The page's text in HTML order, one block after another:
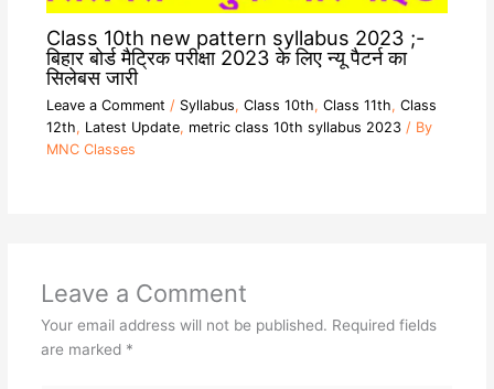
Class 10th new pattern syllabus 2023 ;-
बिहार बोर्ड मैट्रिक परीक्षा 2023 के लिए न्यू पैटर्न का
सिलेबस जारी
Leave a Comment / Syllabus, Class 10th, Class 11th, Class
12th, Latest Update, metric class 10th syllabus 2023/ By
MNC Classes
Leave a Comment
Your email address will not be published. Required fields
are marked *